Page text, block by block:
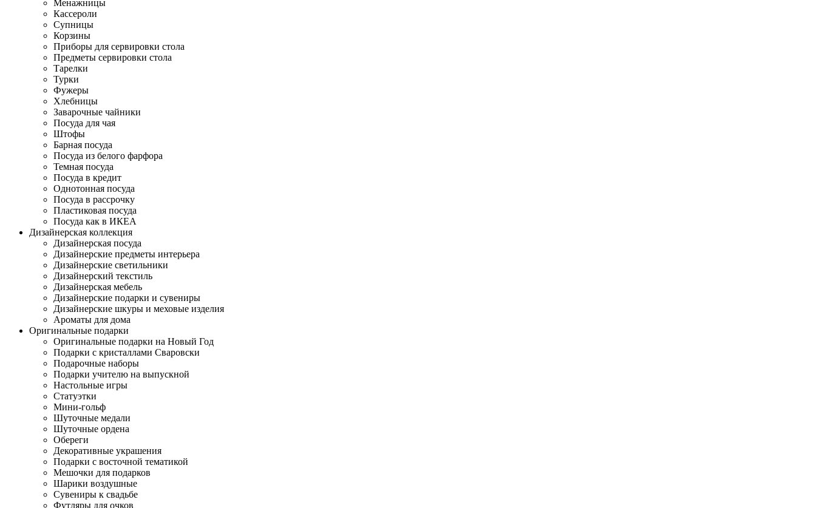
Менажницы
Кассероли
Супницы
Корзины
Приборы для сервировки стола
Предметы сервировки стола
Тарелки
Турки
Фужеры
Хлебницы
Заварочные чайники
Посуда для чая
Штофы
Барная посуда
Посуда из белого фарфора
Темная посуда
Посуда в кредит
Однотонная посуда
Посуда в рассрочку
Пластиковая посуда
Посуда как в ИКЕА
Дизайнерская коллекция
Дизайнерская посуда
Дизайнерские предметы интерьера
Дизайнерские светильники
Дизайнерский текстиль
Дизайнерская мебель
Дизайнерские подарки и сувениры
Дизайнерские шкуры и меховые изделия
Ароматы для дома
Оригинальные подарки
Оригинальные подарки на Новый Год
Подарки с кристаллами Сваровски
Подарочные наборы
Подарки учителю на выпускной
Настольные игры
Статуэтки
Мини-гольф
Шуточные медали
Шуточные ордена
Обереги
Декоративные украшения
Подарки с восточной тематикой
Мешочки для подарков
Шарики воздушные
Сувениры к свадьбе
Футляры для очков